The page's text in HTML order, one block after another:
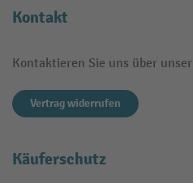
Kontakt
Kontaktieren Sie uns über unser
Vertrag widerrufen
Käuferschutz